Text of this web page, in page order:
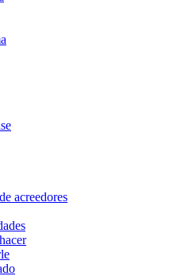
acreedores